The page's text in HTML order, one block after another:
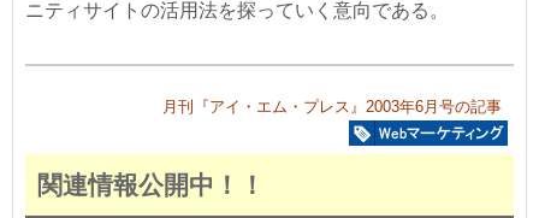
ニティサイトの活用法を探っていく意向である。
月刊『アイ・エム・プレス』2003年6月号の記事
関連情報公開中！！